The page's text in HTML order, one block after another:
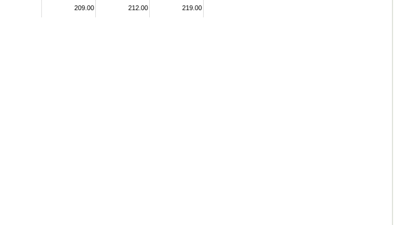
209.00 212.00 219.00